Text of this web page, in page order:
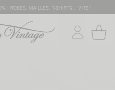
: ROBES, MAILLES, T-SHIRTS... VITE !